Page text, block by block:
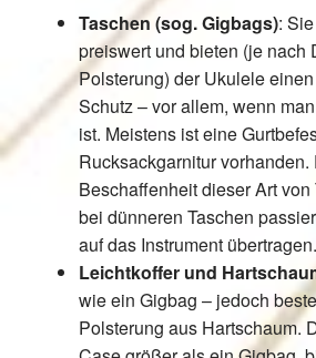
Taschen und Koffer für Ukulelen
eine Ukulele selber bauen
Ukulele Workshops
download
vor Ort – in Leipzig
Taschen (sog. Gigbags):
preiswert und bieten (je nach
Polsterung) der Ukulele
Schutz – vor allem, wenn
ist. Meistens ist eine
Rucksackgarnitur vorhanden.
Beschaffenheit dieser Art
bei dünneren Taschen
auf das Instrument übertragen.
Leichtkoffer und
wie ein Gigbag – jedoch
Polsterung aus Hartschaum.